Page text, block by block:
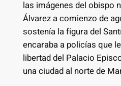
las imágenes del obispo
Álvarez a comienzo de
sostenía la figura del
encaraba a policías que
libertad del Palacio
una ciudad al norte de